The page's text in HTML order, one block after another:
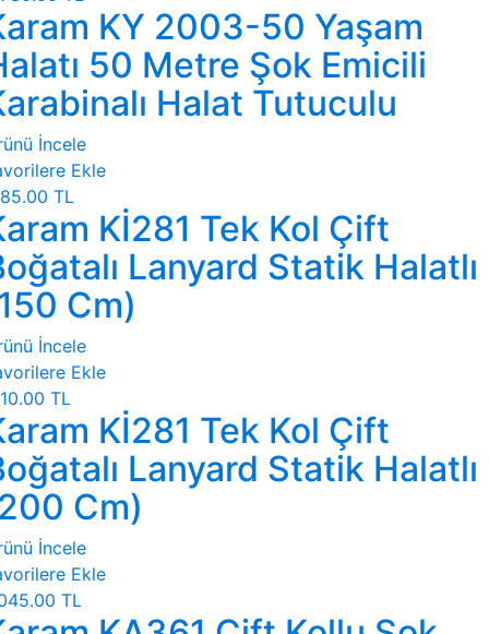
KY 2003-50 Yaşam
50 Metre Şok Emicili
Halat Tutuculu
İncele
Ekle
TL
Kİ281 Tek Kol Çift
Lanyard Statik Halatlı
Cm)
İncele
Ekle
TL
Kİ281 Tek Kol Çift
Lanyard Statik Halatlı
Cm)
İncele
Ekle
TL